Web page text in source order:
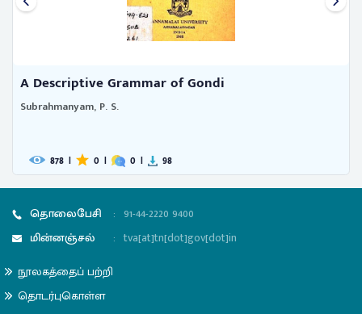
A Descriptive Grammar of Gondi
Subrahmanyam, P. S.
878 | 0 | 0 | 98
தொலைபேசி : 91-44-2220 9400
மின்னஞ்சல்
: tva[at]tn[dot]gov[dot]in
நூலகத்தைப் பற்றி
தொடர்புகொள்ள